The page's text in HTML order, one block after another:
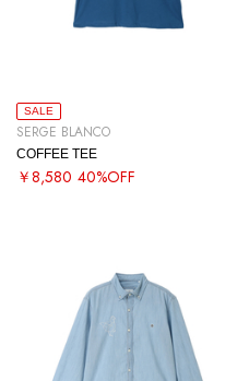
SALE
SERGE BLANCO
COFFEE TEE
￥8,580 40%OFF